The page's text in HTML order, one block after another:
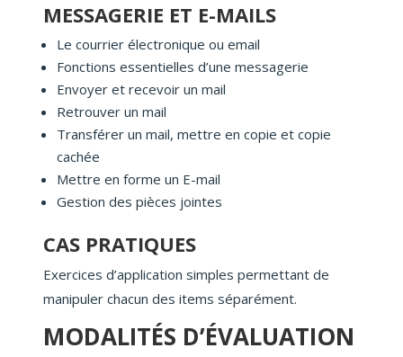
MESSAGERIE ET E-MAILS
Le courrier électronique ou email
Fonctions essentielles d’une messagerie
Envoyer et recevoir un mail
Retrouver un mail
Transférer un mail, mettre en copie et copie
cachée
Mettre en forme un E-mail
Gestion des pièces jointes
CAS PRATIQUES
Exercices d’application simples permettant de
manipuler chacun des items séparément.
MODALITÉS D’ÉVALUATION